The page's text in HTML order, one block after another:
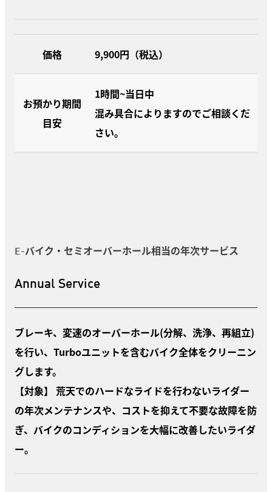
価格 9,900円（税込）
お預かり期間
目安
1時間~当日中
混み具合によりますのでご相談くだ
さい。
E-バイク・セミオーバーホール相当の年次サービス
Annual Service
ブレーキ、変速のオーバーホール(分解、洗浄、再組立)
を行い、Turboユニットを含むバイク全体をクリーニン
グします。
【対象】 荒天でのハードなライドを行わないライダー
の年次メンテナンスや、コストを抑えて不要な故障を防
ぎ、バイクのコンディションを大幅に改善したいライダ
ー。